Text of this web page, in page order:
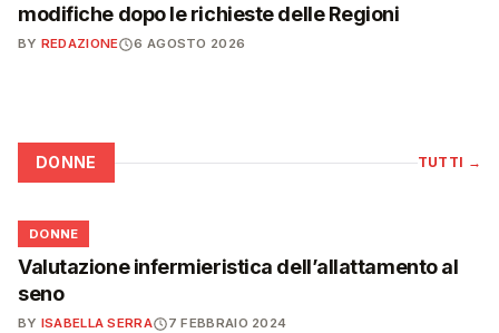
modifiche dopo le richieste delle Regioni
BY REDAZIONE 6 AGOSTO 2026
DONNE TUTTI →
🌸
DONNE
Valutazione infermieristica dell’allattamento al
seno
BY ISABELLA SERRA 7 FEBBRAIO 2024